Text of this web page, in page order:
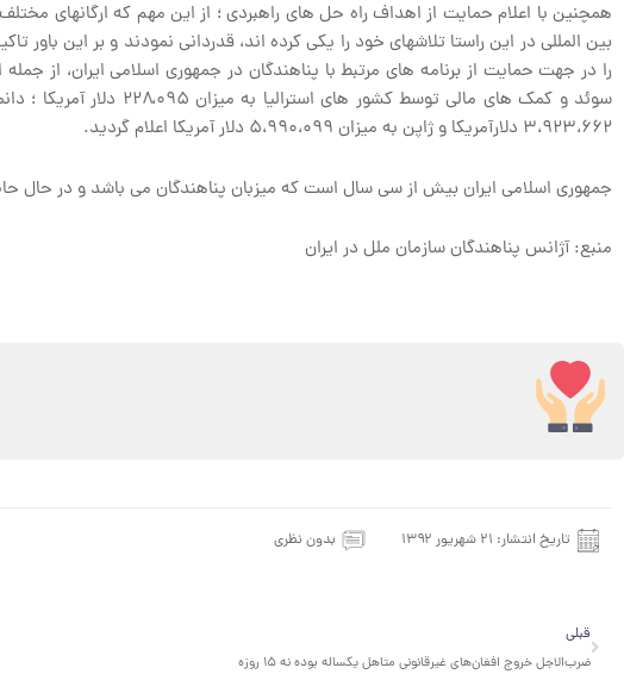
همچنین با اعلام حمایت از اهداف راه حل های راهبردی ؛ از این مهم که ارگانهای
بین المللی در این راستا تلاشهای خود را یکی کرده اند، قدردانی نمودند و بر این
را در جهت حمایت از برنامه های مرتبط با پناهندگان در جمهوری اسلامی ایران، از
۳،۹۲۳،۶۶۲ دلارآمریکا و ژاپن به میزان ۵،۹۹۰،۰۹۹ دلار آمریکا اعلام گردید.
جمهوری اسلامی ایران بیش از سی سال است که میزبان پناهندگان می باشد و در حال حاضر با نزدیک به ۸۹۰،۰۰۰ پناهنده دومین بزرگترین میزبان
منبع: آژانس پناهندگان سازمان ملل در ایران
تاریخ انتشار: ۲۱ شهریور ۱۳۹۲ بدون نظری
قبلی
قبلی
ضرب‌الاجل خروج افغان‌های غیرقانونی متاهل یکساله بوده نه ۱۵ روزه